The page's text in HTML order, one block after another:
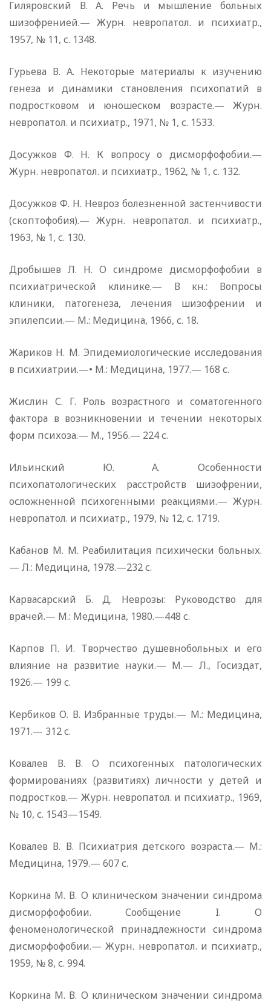
Гиляровский В. А. Речь и мышление больных
шизофренией.— Журн. невропатол. и психиатр.,
1957, № 11, с. 1348.
Гурьева В. А. Некоторые материалы к изучению
генеза и динамики становления психопатий в
подростковом и юношеском возрасте.— Журн.
невропатол. и психиатр., 1971, № 1, с. 1533.
Досужков Ф. Н. К вопросу о дисморфофобии.—
Журн. невропатол. и психиатр., 1962, № 1, с. 132.
Досужков Ф. Н. Невроз болезненной застенчивости
(скоптофобия).— Журн. невропатол. и психиатр.,
1963, № 1, с. 130.
Дробышев Л. Н. О синдроме дисморфофобии в
психиатрической клинике.— В кн.: Вопросы
клиники, патогенеза, лечения шизофрении и
эпилепсии.— М.: Медицина, 1966, с. 18.
Жариков Н. М. Эпидемиологические исследования
в психиатрии.—• М.: Медицина, 1977.— 168 с.
Жислин С. Г. Роль возрастного и соматогенного
фактора в возникновении и течении некоторых
форм психоза.— М., 1956.— 224 с.
Ильинский Ю. А. Особенности
психопатологических расстройств шизофрении,
осложненной психогенными реакциями.— Журн.
невропатол. и психиатр., 1979, № 12, с. 1719.
Кабанов М. М. Реабилитация психически больных.
— Л.: Медицина, 1978.—232 с.
Карвасарский Б. Д. Неврозы: Руководство для
врачей.— М.: Медицина, 1980.—448 с.
Карпов П. И. Творчество душевнобольных и его
влияние на развитие науки.— М.— Л., Госиздат,
1926.— 199 с.
Кербиков О. В. Избранные труды.— М.: Медицина,
1971.— 312 с.
Ковалев В. В. О психогенных патологических
формированиях (развитиях) личности у детей и
подростков.— Журн. невропатол. и психиатр., 1969,
№ 10, с. 1543—1549.
Ковалев В. В. Психиатрия детского возраста.— М.:
Медицина, 1979.— 607 с.
Коркина М. В. О клиническом значении синдрома
дисморфофобии. Сообщение I. О
феноменологической принадлежности синдрома
дисморфофобии.— Журн. невропатол. и психиатр.,
1959, № 8, с. 994.
Коркина М. В. О клиническом значении синдрома